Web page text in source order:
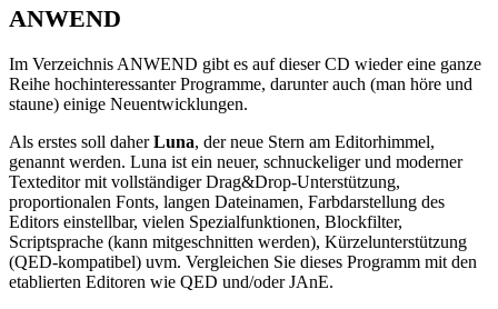
ANWEND
Im Verzeichnis ANWEND gibt es auf dieser CD wieder eine ganze
Reihe hochinteressanter Programme, darunter auch (man höre und
staune) einige Neuentwicklungen.
Als erstes soll daherLuna, der neue Stern am Editorhimmel,
genannt werden. Luna ist ein neuer, schnuckeliger und moderner
Texteditor mit vollständiger Drag&Drop-Unterstützung,
proportionalen Fonts, langen Dateinamen, Farbdarstellung des
Editors einstellbar, vielen Spezialfunktionen, Blockfilter,
Scriptsprache (kann mitgeschnitten werden), Kürzelunterstützung
(QED-kompatibel) uvm. Vergleichen Sie dieses Programm mit den
etablierten Editoren wie QED und/oder JAnE.